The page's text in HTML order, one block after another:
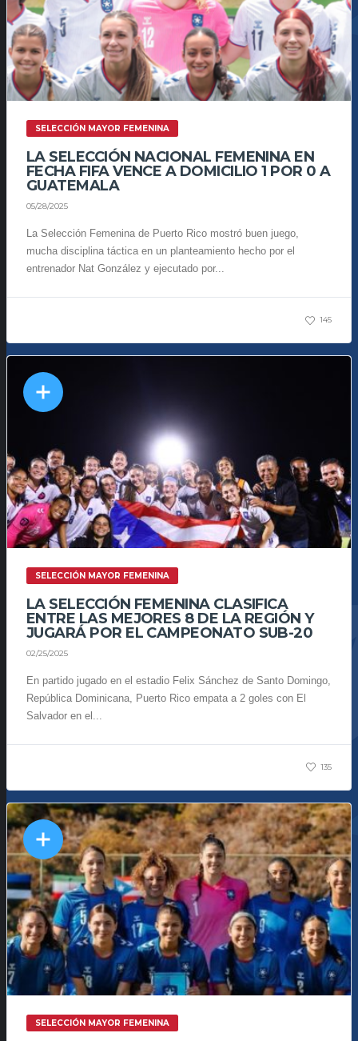
SELECCIÓN MAYOR FEMENINA
LA SELECCIÓN NACIONAL FEMENINA EN
FECHA FIFA VENCE A DOMICILIO 1 POR 0 A
GUATEMALA
05/28/2025
La Selección Femenina de Puerto Rico mostró buen juego,
mucha disciplina táctica en un planteamiento hecho por el
entrenador Nat González y ejecutado por...
145
SELECCIÓN MAYOR FEMENINA
LA SELECCIÓN FEMENINA CLASIFICA
ENTRE LAS MEJORES 8 DE LA REGIÓN Y
JUGARÁ POR EL CAMPEONATO SUB-20
02/25/2025
En partido jugado en el estadio Felix Sánchez de Santo Domingo,
República Dominicana, Puerto Rico empata a 2 goles con El
Salvador en el...
135
SELECCIÓN MAYOR FEMENINA